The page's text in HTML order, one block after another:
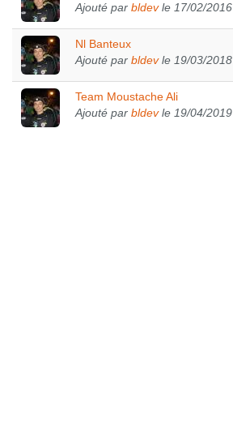
Ajouté par bldevle 17/02/2016
Nl Banteux
Ajouté par bldevle 19/03/2018
Team Moustache Ali
Ajouté par bldevle 19/04/2019